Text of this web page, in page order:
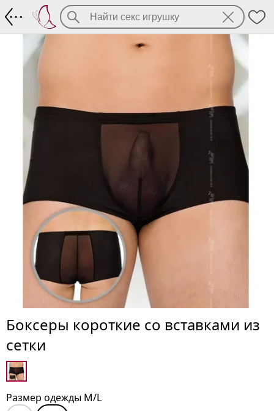
Боксеры короткие со вставками из
сетки
Размер одежды M/L
Боксеры короткие со вставками из